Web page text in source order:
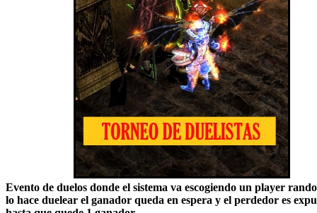
Evento de duelos donde el sistema va escogiendo un player
lo hace duelear el ganador queda en espera y el perdedor es